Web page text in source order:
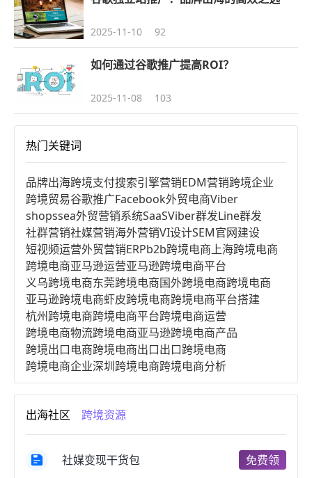
2025-11-10 92
如何通过谷歌推广提高ROI？
2025-11-08 103
热门关键词
品牌出海跨境支付搜索引擎营销EDM营销跨境企业
跨境贸易谷歌推广Facebook外贸电商Viber
shopssea外贸营销系统SaaSViber群发Line群发
社群营销社媒营销海外营销VI设计SEM官网建设
短视频运营外贸营销ERPb2b跨境电商上海跨境电商
跨境电商亚马逊运营亚马逊跨境电商平台
义乌跨境电商东莞跨境电商国外跨境电商跨境电商
亚马逊跨境电商虾皮跨境电商跨境电商平台搭建
杭州跨境电商跨境电商平台跨境电商运营
跨境电商物流跨境电商亚马逊跨境电商产品
跨境出口电商跨境电商出口出口跨境电商
跨境电商企业深圳跨境电商跨境电商分析
进口跨境电商跨境电商服务广州跨境电商
跨境电商市场跨境电商创业跨境电商注册
跨境电商开店跨境电商营销
跨境电商商品个人跨境电商跨境电商案例
郑州跨境电商跨境电商趋势
出海社区 跨境资源
社媒变现干货包 免费领